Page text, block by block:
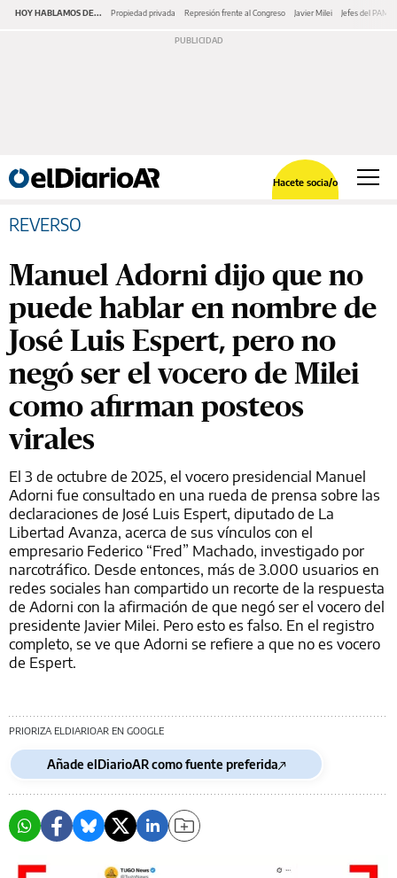
HOY HABLAMOS DE... Propiedad privada Represión frente al Congreso Javier Milei Jefes del PAMI
Hacete socia/o
REVERSO
Manuel Adorni dijo que no
puede hablar en nombre de
José Luis Espert, pero no
negó ser el vocero de Milei
como afirman posteos
virales
El 3 de octubre de 2025, el vocero presidencial Manuel
Adorni fue consultado en una rueda de prensa sobre las
declaraciones de José Luis Espert, diputado de La
Libertad Avanza, acerca de sus vínculos con el
empresario Federico “Fred” Machado, investigado por
narcotráfico. Desde entonces, más de 3.000 usuarios en
redes sociales han compartido un recorte de la respuesta
de Adorni con la afirmación de que negó ser el vocero del
presidente Javier Milei. Pero esto es falso. En el registro
completo, se ve que Adorni se refiere a que no es vocero
de Espert.
PRIORIZA ELDIARIOAR EN GOOGLE
Añade elDiarioAR como fuente preferida